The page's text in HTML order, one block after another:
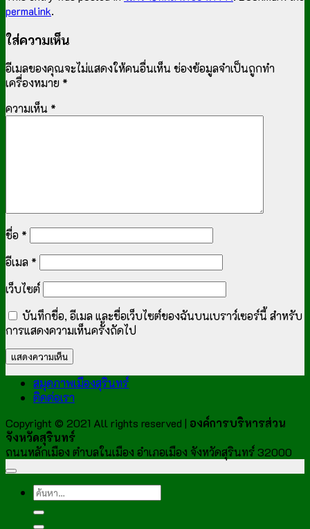
permalink.
ใส่ความเห็น
อีเมลของคุณจะไม่แสดงให้คนอื่นเห็น ช่องข้อมูลจำเป็นถูกทำ
เครื่องหมาย *
ความเห็น *
ชื่อ *
อีเมล *
เว็บไซต์
บันทึกชื่อ, อีเมล และชื่อเว็บไซต์ของฉันบนเบราว์เซอร์นี้ สำหรับ
การแสดงความเห็นครั้งถัดไป
สมุดภาพเมืองสุรินทร์
ติดต่อเรา
Copyright © 2021 All rights reserved | องค์การบริหารส่วน
จังหวัดสุรินทร์
ถนนหลักเมือง ตำบลในเมือง อำเภอเมือง จังหวัดสุรินทร์ 32000